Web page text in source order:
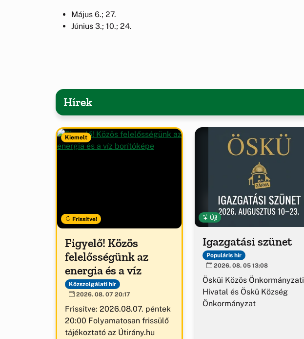
Május 6.; 27.
Június 3.; 10.; 24.
Hírek
Kiemelt
Frissítve!
Figyelő! Közös
felelősségünk az
energia és a víz
Közszolgálati hír
2026. 08. 07 20:17
Frissítve: 2026.08.07. péntek
20:00 Folyamatosan frissülő
tájékoztató az Útirány.hu
Új!
Igazgatási szünet
Populáris hír
2026. 08. 05 13:08
Ösküi Közös Önkormányzati
Hivatal és Öskü Község
Önkormányzat